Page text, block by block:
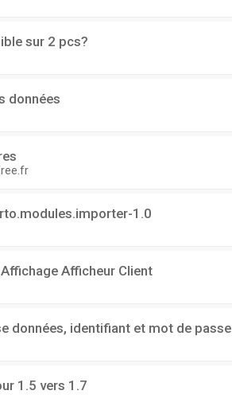
sur 2 pcs?
données
1.0
Afficheur Client
données, identifiant et mot de passe
1.5 vers 1.7